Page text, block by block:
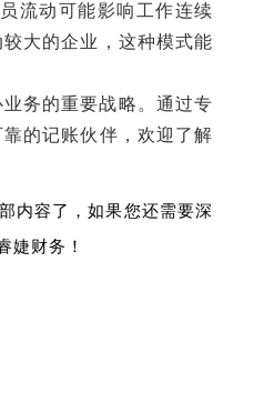
流动可能影响工作连续
大的企业，这种模式能
业务的重要战略。通过专
的记账伙伴，欢迎了解
内容了，如果您还需要深
婕财务！